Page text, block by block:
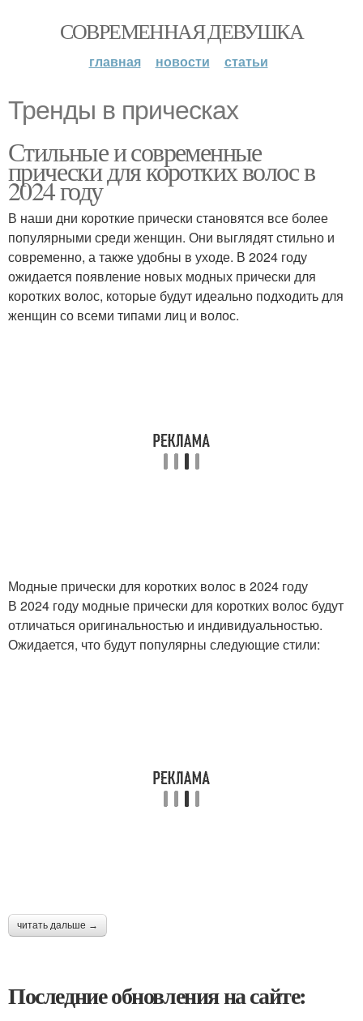
СОВРЕМЕННАЯ ДЕВУШКА
главная новости статьи
Тренды в прическах
Стильные и современные
прически для коротких волос в
2024 году
В наши дни короткие прически становятся все более
популярными среди женщин. Они выглядят стильно и
современно, а также удобны в уходе. В 2024 году
ожидается появление новых модных прически для
коротких волос, которые будут идеально подходить для
женщин со всеми типами лиц и волос.
Модные прически для коротких волос в 2024 году
В 2024 году модные прически для коротких волос будут
отличаться оригинальностью и индивидуальностью.
Ожидается, что будут популярны следующие стили:
читать дальше →
Последние обновления на сайте: